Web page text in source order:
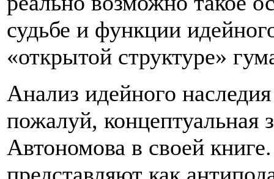
судьбе и функции
«открытой структуре»
Анализ идейного
пожалуй, концептуальная
Автономова в своей